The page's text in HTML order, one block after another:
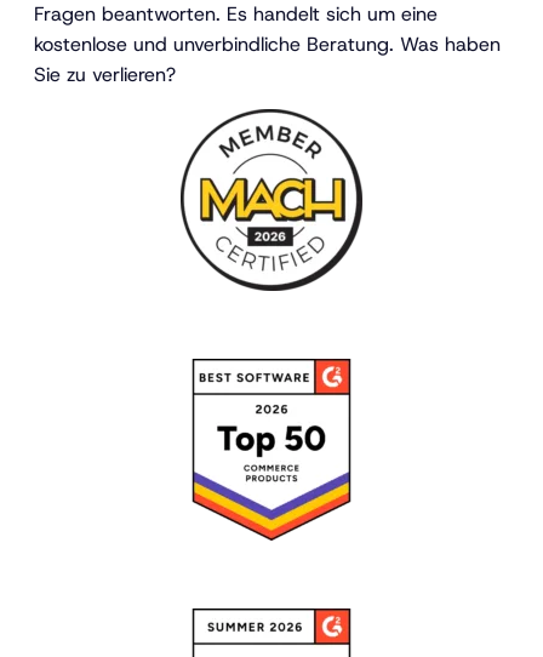
Fragen beantworten. Es handelt sich um eine
kostenlose und unverbindliche Beratung. Was haben
Sie zu verlieren?